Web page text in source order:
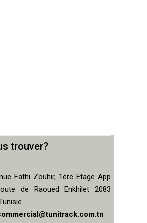
trouver?
Fathi Zouhir, 1ére Etage App
de Raoued Enkhilet 2083